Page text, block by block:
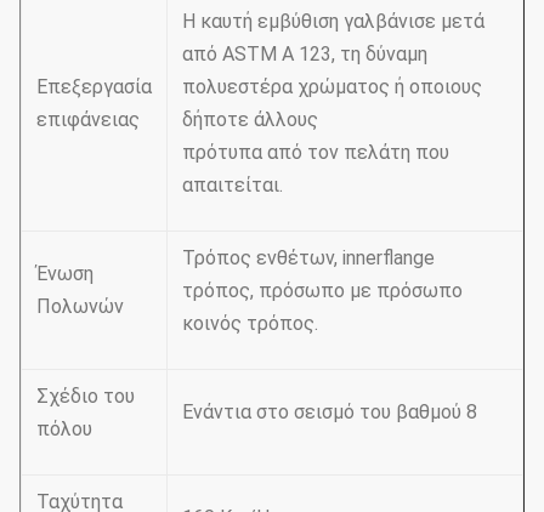
Επεξεργασία
επιφάνειας
Η καυτή εμβύθιση γαλβάνισε μετά
από ASTM Α 123, τη δύναμη
πολυεστέρα χρώματος ή οποιους
δήποτε άλλους
πρότυπα από τον πελάτη που
απαιτείται.
Ένωση
Πολωνών
Τρόπος ενθέτων, innerflange
τρόπος, πρόσωπο με πρόσωπο
κοινός τρόπος.
Σχέδιο του
πόλου
Ενάντια στο σεισμό του βαθμού 8
Ταχύτητα